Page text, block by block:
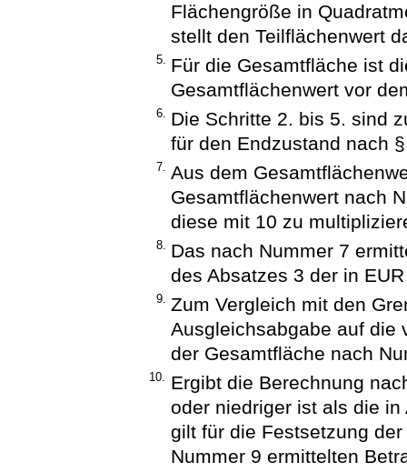
Flächengröße in
stellt den Teilflächenwert
5. Für die Gesamtfläche ist
Gesamtflächenwert vor
6. Die Schritte 2. bis 5. sind
für den Endzustand nach
7. Aus dem
Gesamtflächenwert nach
diese mit 10 zu
8. Das nach Nummer 7
des Absatzes 3 der in
9. Zum Vergleich mit den
Ausgleichsabgabe auf die
der Gesamtfläche nach
10. Ergibt die Berechnung
oder niedriger ist als die
gilt für die Festsetzung
Nummer 9 ermittelten